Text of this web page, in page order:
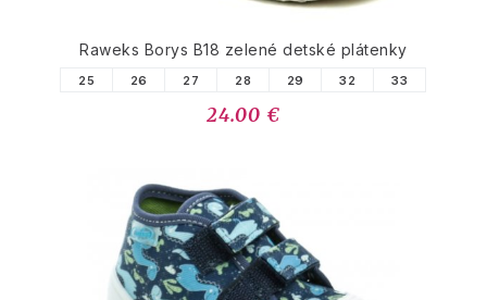
Raweks Borys B18 zelené detské plátenky
25 26 27 28 29 32 33
24.00 €